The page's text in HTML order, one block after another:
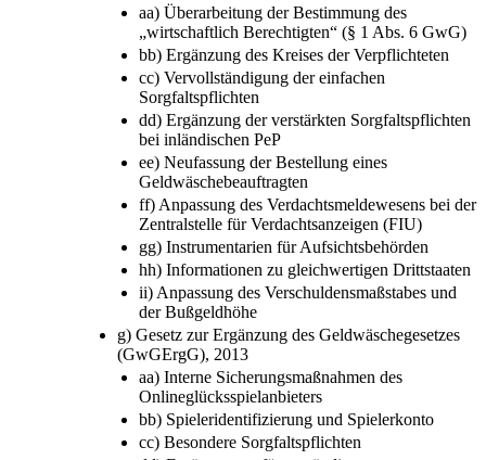
aa) Überarbeitung der Bestimmung des
„wirtschaftlich Berechtigten“ (§ 1 Abs. 6 GwG)
bb) Ergänzung des Kreises der Verpflichteten
cc) Vervollständigung der einfachen
Sorgfaltspflichten
dd) Ergänzung der verstärkten Sorgfaltspflichten
bei inländischen PeP
ee) Neufassung der Bestellung eines
Geldwäschebeauftragten
ff) Anpassung des Verdachtsmeldewesens bei der
Zentralstelle für Verdachtsanzeigen (FIU)
gg) Instrumentarien für Aufsichtsbehörden
hh) Informationen zu gleichwertigen Drittstaaten
ii) Anpassung des Verschuldensmaßstabes und
der Bußgeldhöhe
g) Gesetz zur Ergänzung des Geldwäschegesetzes
(GwGErgG), 2013
aa) Interne Sicherungsmaßnahmen des
Onlineglücksspielanbieters
bb) Spieleridentifizierung und Spielerkonto
cc) Besondere Sorgfaltspflichten